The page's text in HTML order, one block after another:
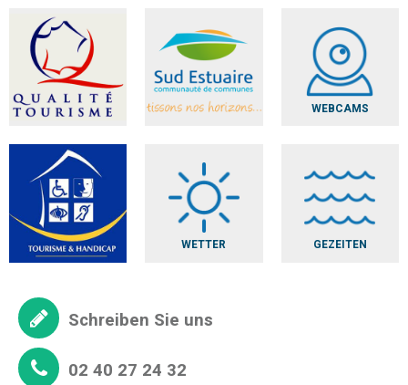
WEBCAMS
WETTER GEZEITEN
Schreiben Sie uns
02 40 27 24 32